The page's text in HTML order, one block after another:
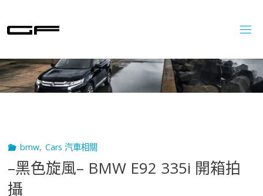
content
bmw, Cars 汽車相關
–黑色旋風– BMW E92 335i 開箱拍
攝